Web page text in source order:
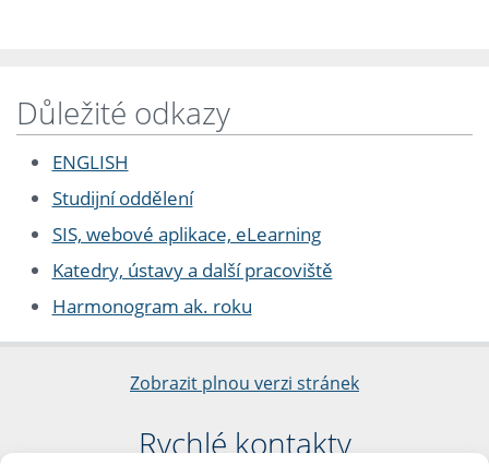
Důležité odkazy
ENGLISH
Studijní oddělení
SIS, webové aplikace, eLearning
Katedry, ústavy a další pracoviště
Harmonogram ak. roku
Zobrazit plnou verzi stránek
Rychlé kontakty